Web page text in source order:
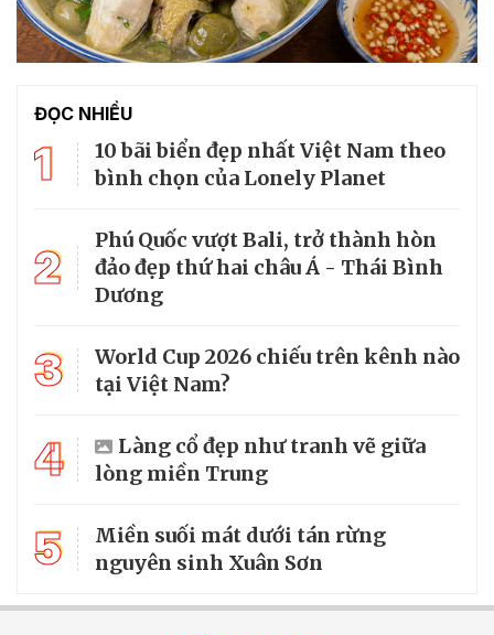
ĐỌC NHIỀU
1
10 bãi biển đẹp nhất Việt Nam theo
bình chọn của Lonely Planet
2
Phú Quốc vượt Bali, trở thành hòn
đảo đẹp thứ hai châu Á - Thái Bình
Dương
3
World Cup 2026 chiếu trên kênh nào
tại Việt Nam?
4
Làng cổ đẹp như tranh vẽ giữa
lòng miền Trung
5
Miền suối mát dưới tán rừng
nguyên sinh Xuân Sơn